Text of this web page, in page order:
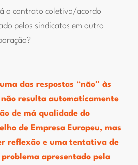
o contrato coletivo/acordo
pelos sindicatos em outro
das respostas “não” às
resulta automaticamente
de má qualidade do
de Empresa Europeu, mas
reflexão e uma tentativa de
apresentado pela